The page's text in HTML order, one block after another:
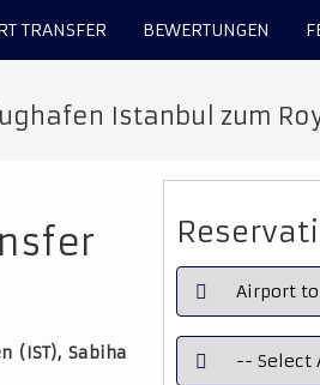
TRANSFER BEWERTUNGEN
Istanbul zum
(IST), Sabiha